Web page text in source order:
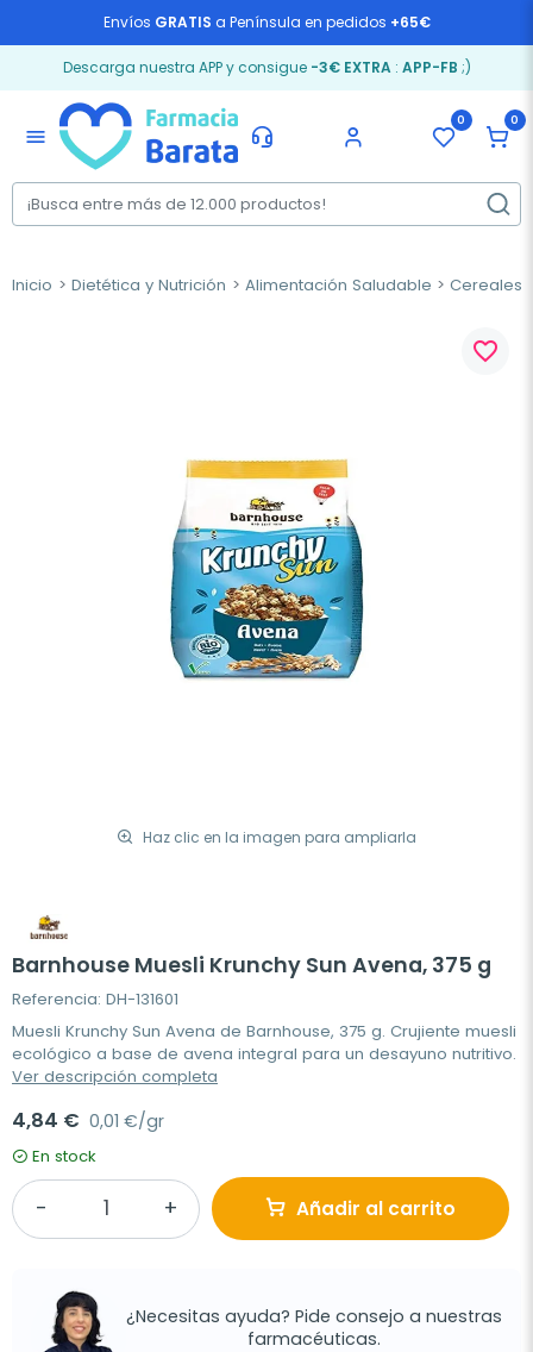
Envíos GRATIS a Península en pedidos +65€
Descarga nuestra APP y consigue -3€ EXTRA: APP-FB ;)
menu
0 0
Inicio Dietética y Nutrición Alimentación Saludable Cereales,
Haz clic en la imagen para ampliarla
favorite_border
Barnhouse Muesli Krunchy Sun Avena, 375 g
Referencia: DH-131601
Muesli Krunchy Sun Avena de Barnhouse, 375 g. Crujiente muesli
ecológico a base de avena integral para un desayuno nutritivo.
Ver descripción completa
4,84 € 0,01 €/gr
En stock
Añadir al carrito
¿Necesitas ayuda? Pide consejo a nuestras
farmacéuticas.